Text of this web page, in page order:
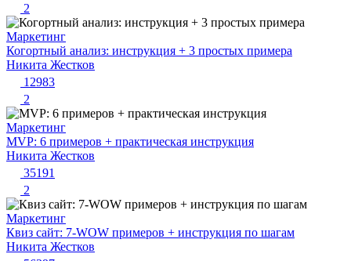
2
Маркетинг
Когортный анализ: инструкция + 3 простых примера
Никита Жестков
12983
2
Маркетинг
MVP: 6 примеров + практическая инструкция
Никита Жестков
35191
2
Маркетинг
Квиз сайт: 7-WOW примеров + инструкция по шагам
Никита Жестков